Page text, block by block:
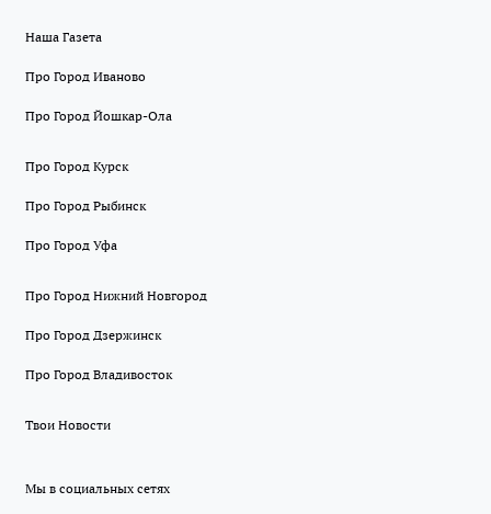
Наша Газета
Про Город Иваново
Про Город Йошкар-Ола
Про Город Курск
Про Город Рыбинск
Про Город Уфа
Про Город Нижний Новгород
Про Город Дзержинск
Про Город Владивосток
Твои Новости
Мы в социальных сетях